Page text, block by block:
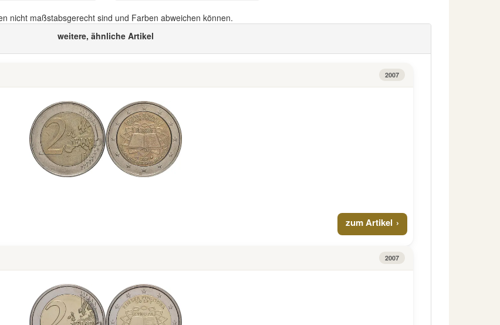
nicht maßstabsgerecht sind und Farben abweichen können.
weitere, ähnliche Artikel
2007
zum Artikel
2007